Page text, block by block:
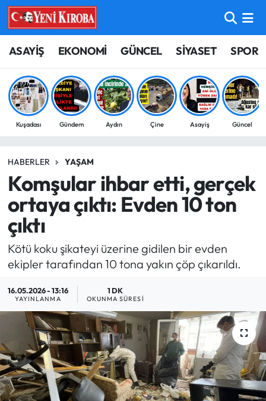
ASAYİŞ EKONOMİ GÜNCEL SİYASET SPOR
Kuşadası Gündem Aydın Çine Asayiş Güncel
HABERLER YAŞAM
Komşular ihbar etti, gerçek
ortaya çıktı: Evden 10 ton
çıktı
Kötü koku şikateyi üzerine gidilen bir evden
ekipler tarafından 10 tona yakın çöp çıkarıldı.
16.05.2026 - 13:16
YAYINLANMA
1 DK
OKUNMA SÜRESI
ASAYİŞ
BİLİM-TEKNOLOJİ
ÇEVRE
EĞİTİM
EKONOMİ
GÜNCEL
GÜNDEM
MAGAZİN
SAĞLIK
SİYASET
SPOR
Aydın Nöbetçi Eczaneler
Aydın Hava Durumu
Aydin Namaz Vakitleri
Süper Lig Puan Durumu ve Fikstür
Tüm Manşetler
Son Dakika Haberleri
Haber Arşivi